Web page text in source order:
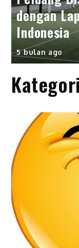
dengan
Indonesia
5 bulan ago